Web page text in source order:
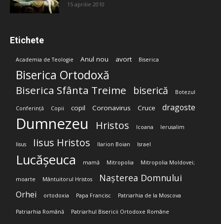
15 aprilie 2010
Etichete
Academia de Teologie Anul nou avort Biserica
Biserica Ortodoxă
Biserica Sfânta Treime biserică Botezul
Conferință Copii copil Coronavirus Cruce dragoste
Dumnezeu Hristos Icoana Ierusalim
Iisus Iisus Hristos Ilarion Boian Israel
Lucășeuca mamă Mitropolia Mitropolia Moldovei;
moarte Mântuitorul Hristos Nașterea Domnului
Orhei ortodoxia Papa Francisc Patriarhia de la Moscova
Patriarhia Română Patriarhul Bisericii Ortodoxe Române